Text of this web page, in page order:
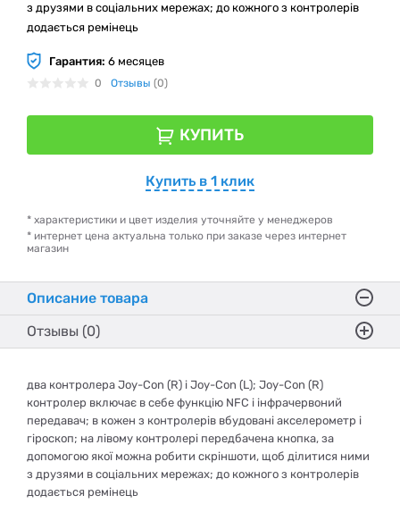
з друзями в соціальних мережах; до кожного з контролерів
додається ремінець
Гарантия: 6 месяцев
0 Отзывы (0)
КУПИТЬ
Купить в 1 клик
* характеристики и цвет изделия уточняйте у менеджеров
* интернет цена актуальна только при заказе через интернет
магазин
Описание товара
Отзывы (0)
два контролера Joy-Con (R) і Joy-Con (L); Joy-Con (R)
контролер включає в себе функцію NFC і інфрачервоний
передавач; в кожен з контролерів вбудовані акселерометр і
гіроскоп; на лівому контролері передбачена кнопка, за
допомогою якої можна робити скріншоти, щоб ділитися ними
з друзями в соціальних мережах; до кожного з контролерів
додається ремінець